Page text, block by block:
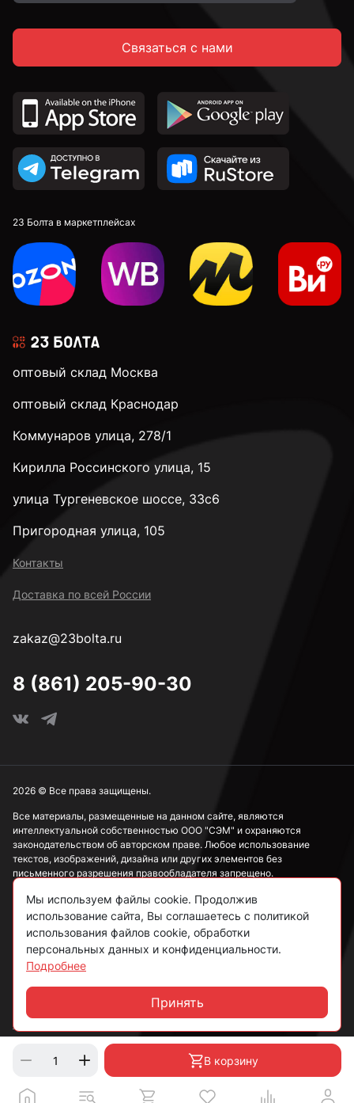
В корзину
Связаться с нами
23 Болта в маркетплейсах
оптовый склад Москва
оптовый склад Краснодар
Коммунаров улица, 278/1
Кирилла Россинского улица, 15
улица Тургеневское шоссе, 33с6
Пригородная улица, 105
Контакты
Доставка по всей России
zakaz@23bolta.ru
8 (861) 205-90-30
Все материалы, размещенные на данном сайте, являются
интеллектуальной собственностью ООО "СЭМ" и охраняются
законодательством об авторском праве. Любое использование
текстов, изображений, дизайна или других элементов без
письменного разрешения правообладателя запрещено.
Информация, представленная на сайте, носит исключительно
ознакомительный характер и не может рассматриваться как
публичная оферта в соответствии со ст. 437 ГК РФ.
Политика конфиденциальности
Согласие на обработку данных
Пользовательское соглашение
2026 © Все права защищены.
Мы используем файлы cookie. Продолжив
использование сайта, Вы соглашаетесь с политикой
использования файлов cookie, обработки
персональных данных и конфиденциальности.
Подробнее
Принять
Чат